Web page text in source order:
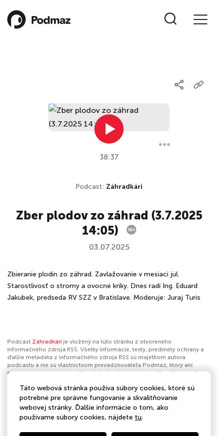
38:37
Podcast: Záhradkári
Zber plodov zo záhrad (3.7.2025
14:05)
03.07.2025
Zbieranie plodín zo záhrad. Zavlažovanie v mesiaci júl.
Starostlivosť o stromy a ovocné kríky. Dnes radí Ing. Eduard
Jakubek, predseda RV SZZ v Bratislave. Moderuje: Juraj Turis
Podcast Záhradkári je vložený na túto stránku z otvoreného
informačného zdroja RSS. Všetky informácie, texty, predmety ochrany a
ďalšie metadáta z informačného zdroja RSS sú majetkom autora
podcastu a nie sú vlastníctvom prevádzkovateľa Podmaz, ktorý ani
nevytvára ani nezodpovedá za ich obsah podcastov. Ak máš za to, že
nahlásiť obsah. Ak je toto tvoj podcast a chceš získať kontrolu nad týmto
profilomklikni sem.
Autor:STVR
Táto webová stránka používa súbory cookies, ktoré sú
potrebné pre správne fungovanie a skvalitňovanie
webovej stránky. Ďalšie informácie o tom, ako
používame súbory cookies, nájdete tu.